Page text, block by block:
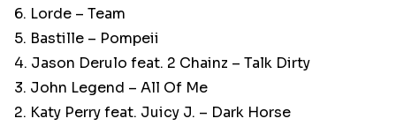
6. Lorde – Team
5. Bastille – Pompeii
4. Jason Derulo feat. 2 Chainz – Talk Dirty
3. John Legend – All Of Me
2. Katy Perry feat. Juicy J. – Dark Horse